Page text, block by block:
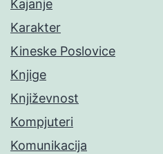
Kajanje
Karakter
Kineske Poslovice
Knjige
Književnost
Kompjuteri
Komunikacija